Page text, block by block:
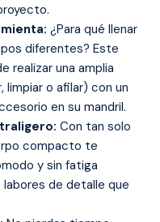
¿Para qué llenar
diferentes? Este
realizar una amplia
limpiar o afilar) con un
en su mandril.
Con tan solo
compacto te
y sin fatiga
de detalle que